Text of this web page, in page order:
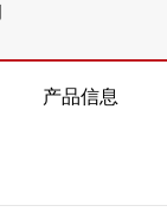
产品信息